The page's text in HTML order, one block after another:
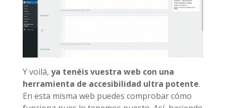
Y voilá, ya tenéis vuestra web con una
herramienta de accesibilidad ultra potente.
En esta misma web puedes comprobar cómo